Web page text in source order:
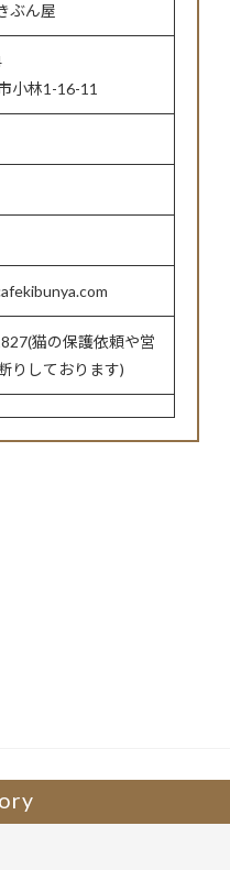
ぶん屋
小林1-16-11
猫の保護依頼や営
りしております)